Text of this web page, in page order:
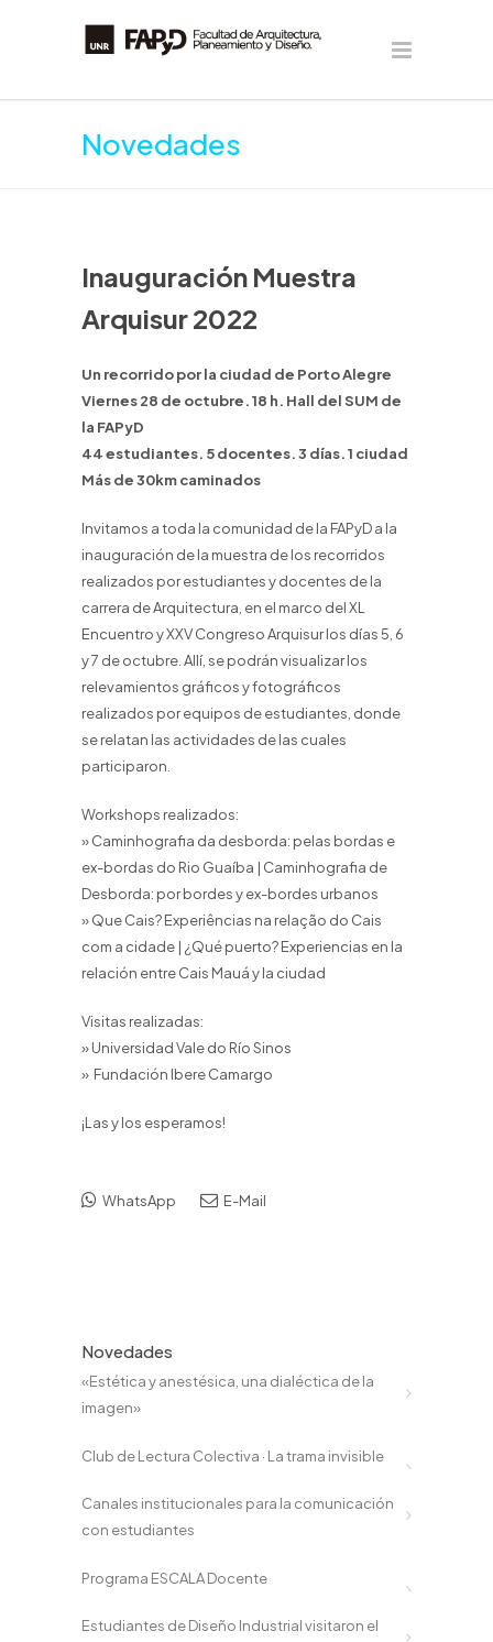
Novedades
Inauguración Muestra
Arquisur 2022
Un recorrido por la ciudad de Porto Alegre
Viernes 28 de octubre. 18 h. Hall del SUM de
la FAPyD
44 estudiantes. 5 docentes. 3 días. 1 ciudad
Más de 30km caminados
Invitamos a toda la comunidad de la FAPyD a la
inauguración de la muestra de los recorridos
realizados por estudiantes y docentes de la
carrera de Arquitectura, en el marco del XL
Encuentro y XXV Congreso Arquisur los días 5, 6
y 7 de octubre. Allí, se podrán visualizar los
relevamientos gráficos y fotográficos
realizados por equipos de estudiantes, donde
se relatan las actividades de las cuales
participaron.
Workshops realizados:
» Caminhografia da desborda: pelas bordas e
ex-bordas do Rio Guaíba | Caminhografia de
Desborda: por bordes y ex-bordes urbanos
» Que Cais? Experiências na relação do Cais
com a cidade | ¿Qué puerto? Experiencias en la
relación entre Cais Mauá y la ciudad
Visitas realizadas:
» Universidad Vale do Río Sinos
» Fundación Ibere Camargo
¡Las y los esperamos!
WhatsApp E-Mail
Novedades
«Estética y anestésica, una dialéctica de la
imagen»
Club de Lectura Colectiva · La trama invisible
Canales institucionales para la comunicación
con estudiantes
Programa ESCALA Docente
Estudiantes de Diseño Industrial visitaron el